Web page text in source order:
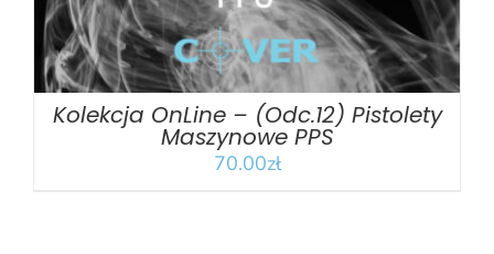
Kolekcja OnLine – (Odc.12) Pistolety
Maszynowe PPS
70.00zł